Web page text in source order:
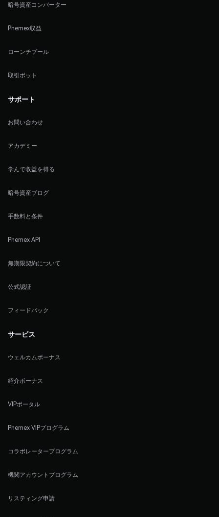
暗号資産コンバーター
Phemex収益
ローンチプール
取引ボット
サポート
お問い合わせ
アカデミー
学んで収益を得る
暗号資産ブログ
手数料と条件
Phemex API
無期限契約について
公式認証
フィードバック
サービス
ウェルカムボーナス
紹介ボーナス
VIPポータル
Phemex VIPプログラム
コラボレータープログラム
機関アカウントプログラム
リスティング申請